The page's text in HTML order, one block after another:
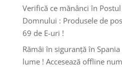
Verifică ce mănânci în
Domnului : Produsele de
69 de E-uri !
Rămâi în siguranță în
lume ! Accesează offline